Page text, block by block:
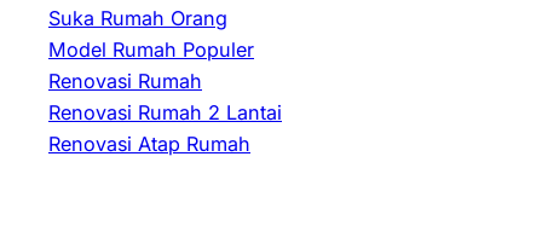
Suka Rumah Orang
Model Rumah Populer
Renovasi Rumah
Renovasi Rumah 2 Lantai
Renovasi Atap Rumah